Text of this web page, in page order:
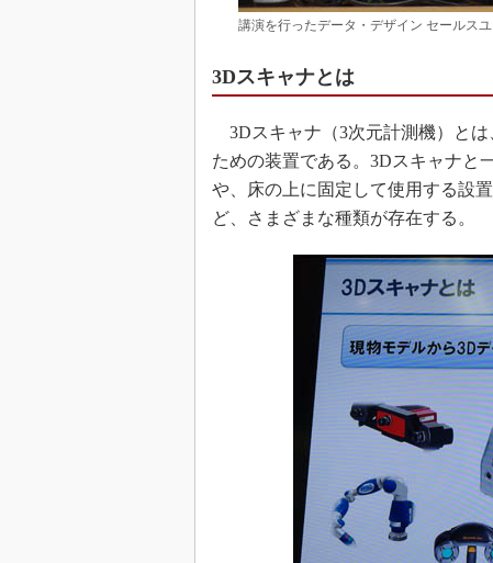
講演を行ったデータ・デザイン セールス
3Dスキャナとは
3Dスキャナ（3次元計測機）とは
ための装置である。3Dスキャナと
や、床の上に固定して使用する設
ど、さまざまな種類が存在する。